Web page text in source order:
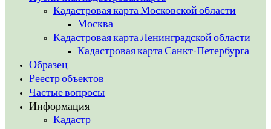
Кадастровая карта Московской области
Москва
Кадастровая карта Ленинградской области
Кадастровая карта Санкт-Петербурга
Образец
Реестр объектов
Частые вопросы
Информация
Кадастр